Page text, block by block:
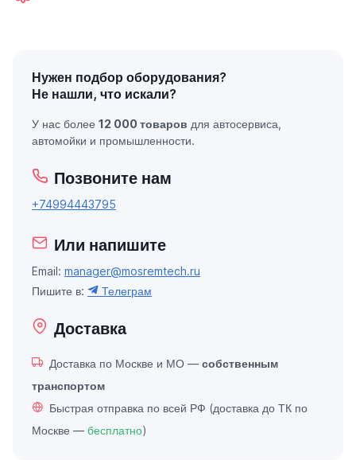
Нужен подбор оборудования?
Не нашли, что искали?
У нас более 12 000 товаров для автосервиса,
автомойки и промышленности.
Позвоните нам
+74994443795
Или напишите
Email: manager@mosremtech.ru
Пишите в:
Телеграм
Доставка
Доставка по Москве и МО — собственным
транспортом
Быстрая отправка по всей РФ (доставка до ТК по
Москве — бесплатно)